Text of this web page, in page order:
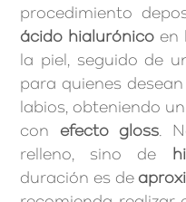
procedimiento
ácido hialurónico en
la piel, seguido de
para quienes
labios, obteniendo un
con efecto gloss.
relleno, sino de
duración es de